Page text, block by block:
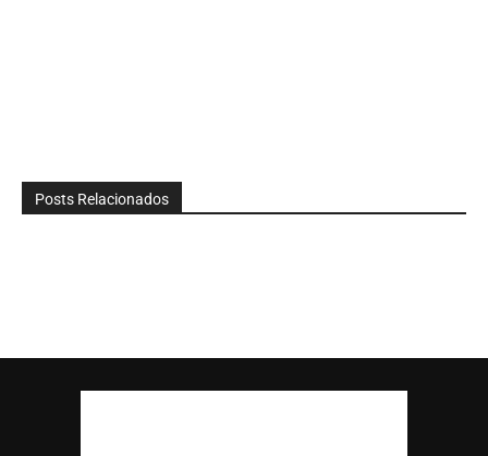
Posts Relacionados